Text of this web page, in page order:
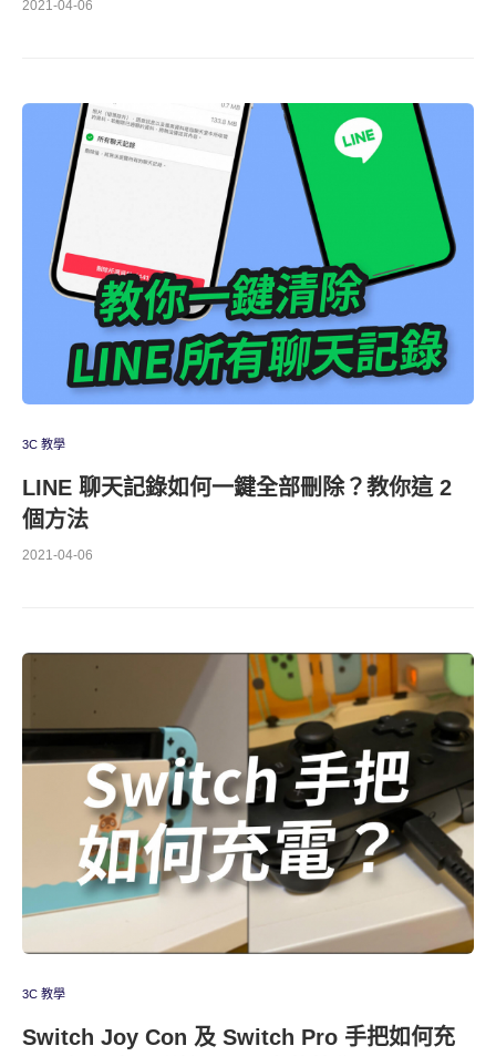
2021-04-06
3C 教學
LINE 聊天記錄如何一鍵全部刪除？教你這 2
個方法
2021-04-06
3C 教學
Switch Joy Con 及 Switch Pro 手把如何充